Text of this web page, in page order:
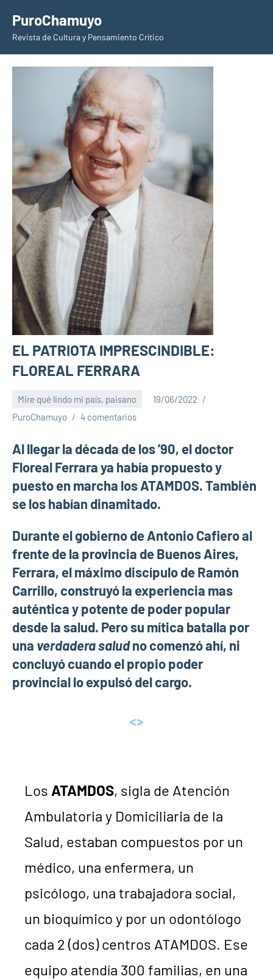
contenido
PuroChamuyo
Revista de Cultura y Pensamiento Crítico
EL PATRIOTA IMPRESCINDIBLE:
FLOREAL FERRARA
Mire qué lindo mi país, paisano
19/06/2022
PuroChamuyo
4 comentarios
Al llegar la década de los ’90, el doctor
Floreal Ferrara ya había propuesto y
puesto en marcha los ATAMDOS. También
se los habían dinamitado.
Durante el gobierno de Antonio Cafiero al
frente de la provincia de Buenos Aires,
Ferrara, el máximo discípulo de Ramón
Carrillo, construyó la experiencia mas
auténtica y potente de poder popular
desde la salud. Pero su mítica batalla por
una verdadera saludno comenzó ahí, ni
concluyó cuando el propio poder
provincial lo expulsó del cargo.
<>
Los ATAMDOS, sigla de Atención
Ambulatoria y Domiciliaria de la
Salud, estaban compuestos por un
médico, una enfermera, un
psicólogo, una trabajadora social,
un bioquímico y por un odontólogo
cada 2 (dos) centros ATAMDOS. Ese
equipo atendía 300 familias, en una